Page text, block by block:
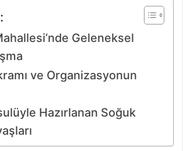
Geleneksel
ve Organizasyonun
Hazırlanan Soğuk